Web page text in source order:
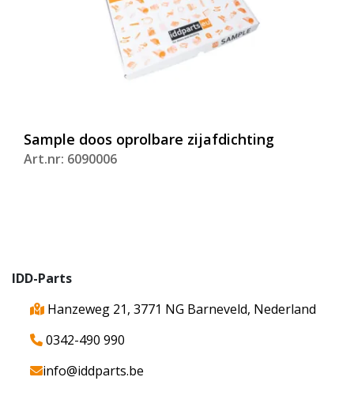
Sample doos oprolbare zijafdichting
Art.nr: 6090006
IDD-Parts
Hanzeweg 21, 3771 NG Barneveld, Nederland
0342-490 990
info@iddparts.be